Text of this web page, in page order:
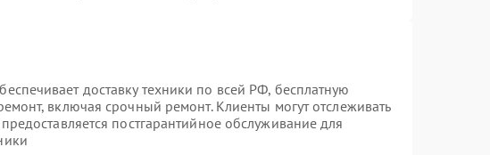
доставку техники по всей РФ, бесплатную
включая срочный ремонт. Клиенты могут отслеживать
постгарантийное обслуживание для